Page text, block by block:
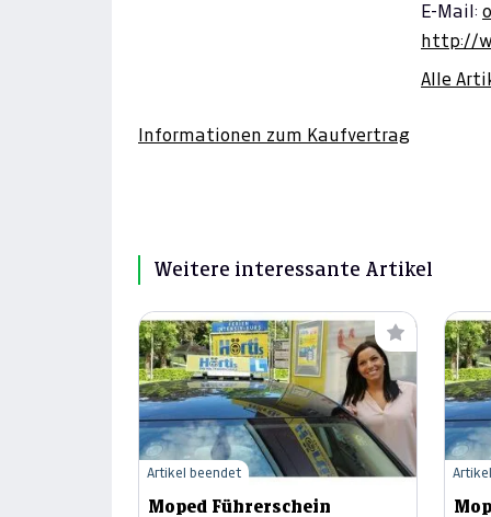
E-Mail:
http://
Alle
Informationen zum Kaufvertrag
Weitere interessante Artikel
Moped Führerschein
Artikel beendet